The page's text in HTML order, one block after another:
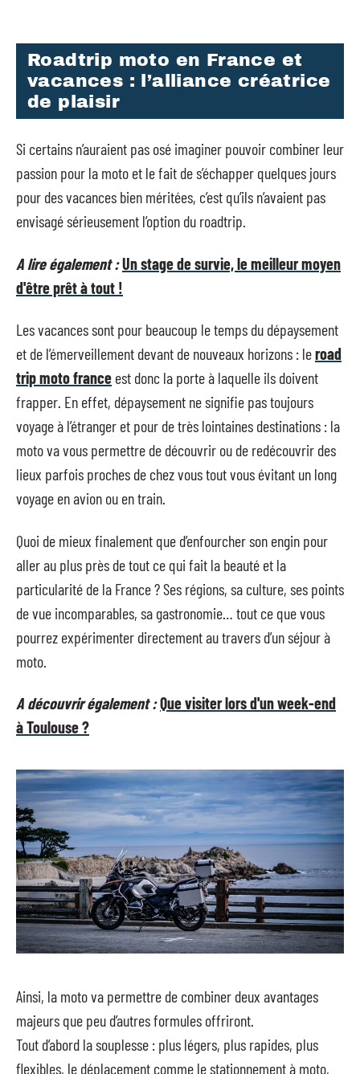
Roadtrip moto en France et
vacances : l’alliance créatrice
de plaisir
Si certains n’auraient pas osé imaginer pouvoir combiner leur
passion pour la moto et le fait de s’échapper quelques jours
pour des vacances bien méritées, c’est qu’ils n’avaient pas
envisagé sérieusement l’option du roadtrip.
A lire également :Un stage de survie, le meilleur moyen
d'être prêt à tout !
Les vacances sont pour beaucoup le temps du dépaysement
et de l’émerveillement devant de nouveaux horizons : leroad
trip moto france est donc la porte à laquelle ils doivent
frapper. En effet, dépaysement ne signifie pas toujours
voyage à l’étranger et pour de très lointaines destinations : la
moto va vous permettre de découvrir ou de redécouvrir des
lieux parfois proches de chez vous tout vous évitant un long
voyage en avion ou en train.
Quoi de mieux finalement que d’enfourcher son engin pour
aller au plus près de tout ce qui fait la beauté et la
particularité de la France ? Ses régions, sa culture, ses points
de vue incomparables, sa gastronomie… tout ce que vous
pourrez expérimenter directement au travers d’un séjour à
moto.
A découvrir également :Que visiter lors d'un week-end
à Toulouse ?
Ainsi, la moto va permettre de combiner deux avantages
majeurs que peu d’autres formules offriront.
Tout d’abord la souplesse : plus légers, plus rapides, plus
flexibles, le déplacement comme le stationnement à moto,